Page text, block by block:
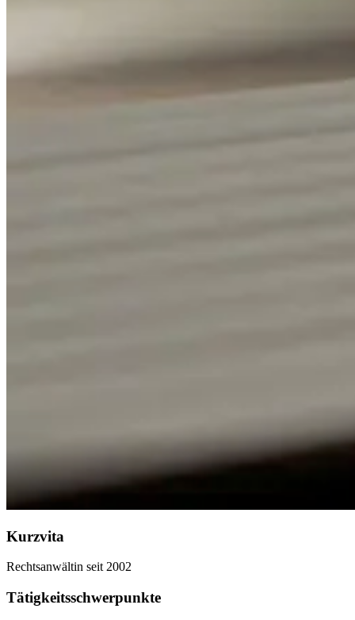
Kurzvita
Rechtsanwältin seit 2002
Tätigkeitsschwerpunkte